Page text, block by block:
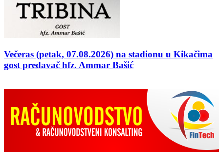
Večeras (petak, 07.08.2026) na stadionu u Kikačima
gost predavač hfz. Ammar Bašić